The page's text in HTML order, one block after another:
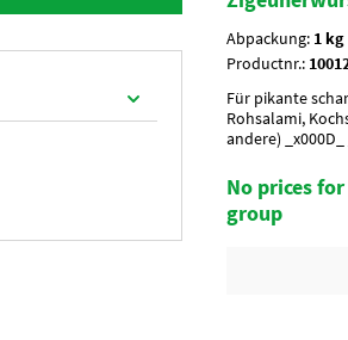
Abpackung: 1 kg
Productnr.:
Für pikante
Rohsalami,
andere)
36 Krt. per
No prices
group